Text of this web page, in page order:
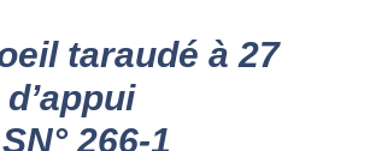
taraudé à 27
266-1